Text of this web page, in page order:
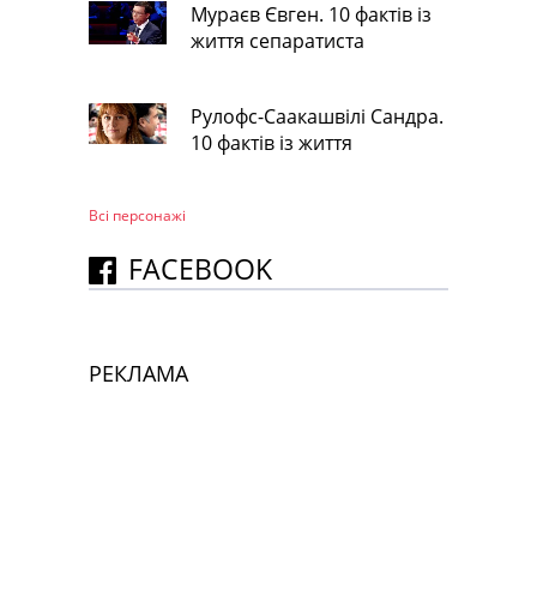
Мураєв Євген. 10 фактів із
життя сепаратиста
Рулофс-Саакашвілі Сандра.
10 фактів із життя
Всі персонажi
FACEBOOK
РЕКЛАМА